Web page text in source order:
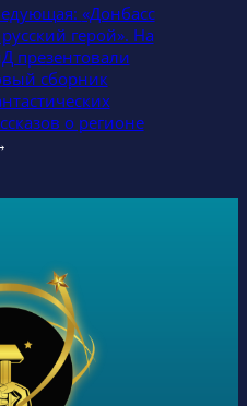
«Донбасс
герой». На
презентовали
сборник
о регионе